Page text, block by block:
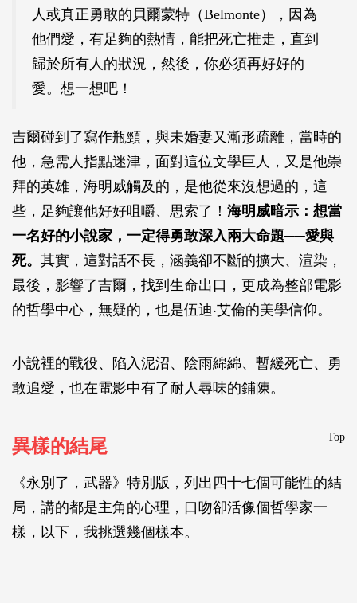
人或真正勇敢的貝爾蒙特（Belmonte），因為
他們愛，有足夠的熱情，能把死亡推走，直到
歸於所有人的狀況，然後，你必須再好好的
愛。想一想吧！
吉爾碰到了寫作瓶頸，與未婚妻又漸形疏離，當時的
他，急需人指點迷津，面對這位文學巨人，又是他崇
拜的英雄，海明威觸及的，是他從來沒想過的，這
些，足夠讓他好好咀嚼、思索了！ 海明威暗示：想當
一名好的小說家，一定得勇敢深入兩大命題──愛與
死。 其實，這對話不長，涵義卻不斷的擴大、渲染，
最後，影響了吉爾，找到生命出口，更成為整部電影
的哲學中心，無疑的，也是伍迪‧艾倫的美學信仰。
小說裡的戰役、陷入泥沼、陰雨綿綿、暫緩死亡、勇
敢追愛，也在電影中有了耐人尋味的鋪陳。
Top
異樣的結尾
《永別了，武器》特別版，列出四十七個可能性的結
局，講的都是主角的心理，口吻卻活像個哲學家一
樣，以下，我挑選幾個樣本。